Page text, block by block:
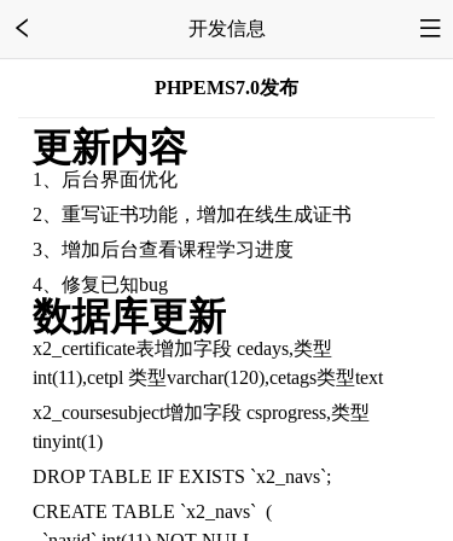
开发信息
PHPEMS7.0发布
更新内容
1、后台界面优化
2、重写证书功能，增加在线生成证书
3、增加后台查看课程学习进度
4、修复已知bug
数据库更新
x2_certificate表增加字段 cedays,类型
int(11),cetpl 类型varchar(120),cetags类型text
x2_coursesubject增加字段 csprogress,类型
tinyint(1)
DROP TABLE IF EXISTS `x2_navs`;
CREATE TABLE `x2_navs` (